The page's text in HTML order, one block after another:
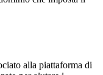
alla piattaforma di